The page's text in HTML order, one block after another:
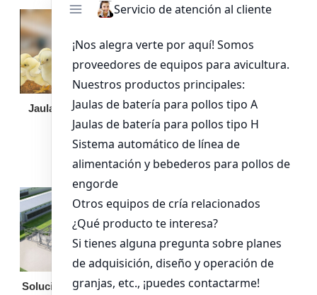
Jaula de pollo pollita
Bandeja de
alimentación para
pollos de engorde
Solución llave en mano Otro equipo